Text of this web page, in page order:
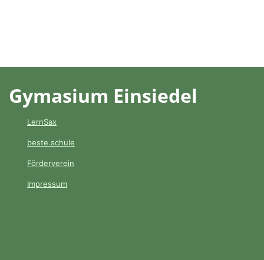
Gymasium Einsiedel
LernSax
beste.schule
Förderverein
Impressum